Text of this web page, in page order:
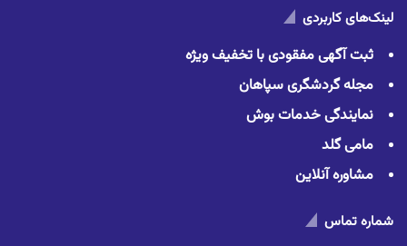
لینک‌های کاربردی
ثبت آگهی مفقودی با تخفیف ویژه
مجله گردشگری سپاهان
نمایندگی خدمات بوش
مامی گلد
مشاوره آنلاین
شماره تماس